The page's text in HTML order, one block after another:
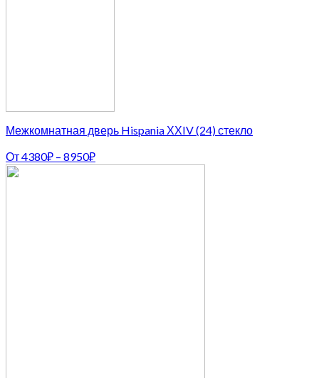
Межкомнатная дверь Hispania ХХIV (24) стекло
От4380₽ – 8950₽